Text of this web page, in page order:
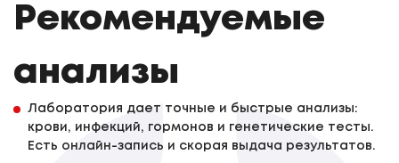
Рекомендуемые
анализы
Лаборатория дает точные и быстрые анализы:
крови, инфекций, гормонов и генетические тесты.
Есть онлайн-запись и скорая выдача результатов.